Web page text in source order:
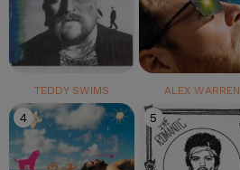
TEDDY SWIMS ALEX WARREN
4 5